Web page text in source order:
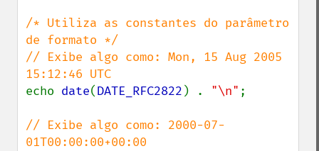
/* Utiliza as constantes do parâmetro
de formato */
// Exibe algo como: Mon, 15 Aug 2005
echo date(DATE_RFC2822 ) . "\n" ;
// Exibe algo como: 2000-07-